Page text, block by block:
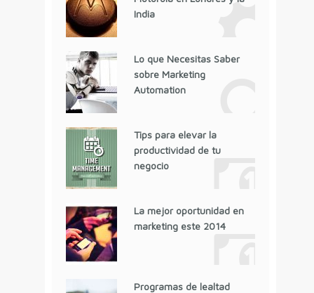
India
Lo que Necesitas Saber
sobre Marketing
Automation
Tips para elevar la
productividad de tu
negocio
La mejor oportunidad en
marketing este 2014
Programas de lealtad